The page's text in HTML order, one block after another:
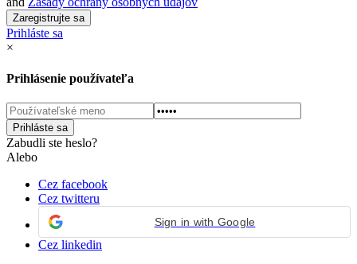
Prihláste sa
×
Prihlásenie používateľa
Zabudli ste heslo?
Alebo
Cez facebook
Cez twitteru
Sign in with Google
Cez linkedin